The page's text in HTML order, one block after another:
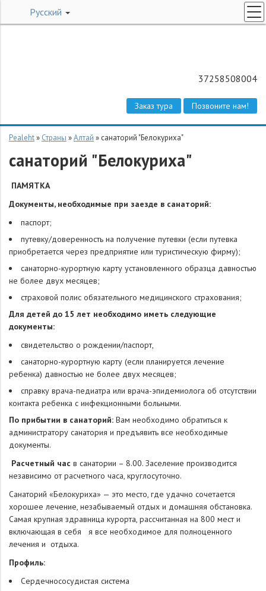
37258508004
Заказ тура Позвоните нам!
О КОМПАНИИ
КОНТАКТЫ
ЗАКАЗ ТУРА
Русский
Pealeht» Страны »Алтай » санаторий "Белокуриха"
санаторий "Белокуриха"
ПАМЯТКА
Документы, необходимые при заезде в санаторий:
паспорт;
путевку/доверенность на получение путевки (если путевка
приобретается через предприятие или туристическую фирму);
санаторно-курортную карту установленного образца давностью
не более двух месяцев;
страховой полис обязательного медицинского страхования;
Для детей до 15 лет необходимо иметь следующие
документы:
свидетельство о рождении/паспорт,
санаторно-курортную карту (если планируется лечение
ребенка) давностью не более двух месяцев;
справку врача-педиатра или врача-эпидемиолога об отсутствии
контакта ребенка с инфекционными больными.
По прибытии в санаторий: Вам необходимо обратиться к
администратору санатория и предъявить все необходимые
документы.
Расчетный час в санатории – 8.00. Заселение производится
независимо от расчетного часа, круглосуточно.
Санаторий «Белокуриха» — это место, где удачно сочетается
хорошее лечение, незабываемый отдых и домашняя обстановка.
Самая крупная здравница курорта, рассчитанная на 800 мест и
включающая в себя я все необходимое для полноценного
лечения и отдыха.
Профиль:
Сердечнососудистая система